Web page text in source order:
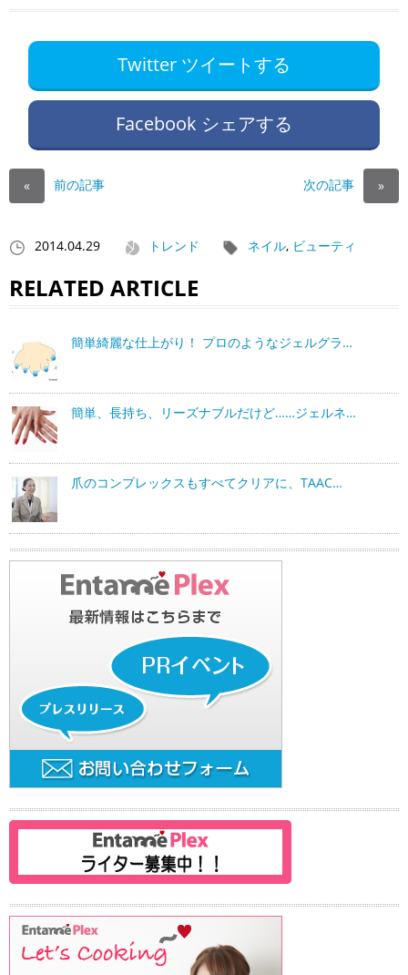
Twitter ツイートする
Facebook シェアする
« 前の記事 次の記事 »
2014.04.29 トレンド ネイル, ビューティ
RELATED ARTICLE
簡単綺麗な仕上がり！ プロのようなジェルグラ…
簡単、長持ち、リーズナブルだけど……ジェルネ…
爪のコンプレックスもすべてクリアに、TAAC…